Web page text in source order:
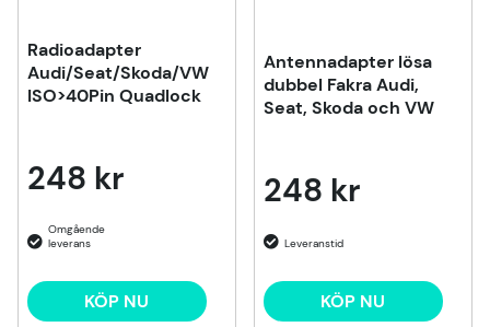
Radioadapter
Audi/Seat/Skoda/VW
ISO>40Pin Quadlock
248 kr
KÖP NU
Antennadapter lösa
dubbel Fakra Audi,
Seat, Skoda och VW
248 kr
KÖP NU